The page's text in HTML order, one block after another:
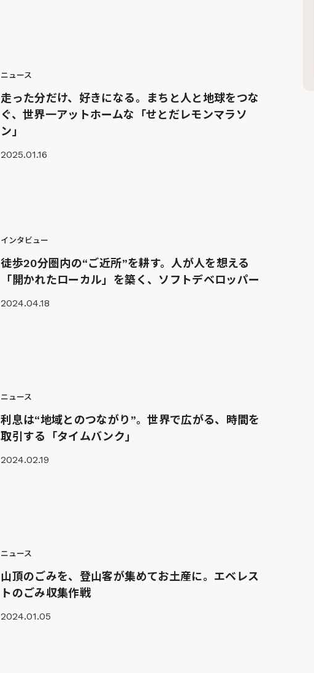
ニュース
走った分だけ、好きになる。まちと人と地球をつな
ぐ、世界一アットホームな「せとだレモンマラソ
ン」
2025.01.16
インタビュー
徒歩20分圏内の“ご近所”を耕す。人が人を想える
「開かれたローカル」を築く、ソフトデベロッパー
2024.04.18
ニュース
利息は“地域とのつながり”。世界で広がる、時間を
取引する「タイムバンク」
2024.02.19
ニュース
山頂のごみを、登山客が集めてお土産に。エベレス
トのごみ収集作戦
2024.01.05